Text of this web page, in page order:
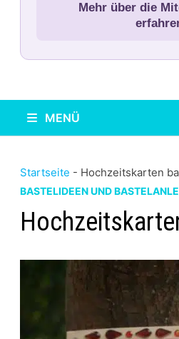
Mehr über die
MENÜ
Startseite - Hochzeitskarten
BASTELIDEEN UND